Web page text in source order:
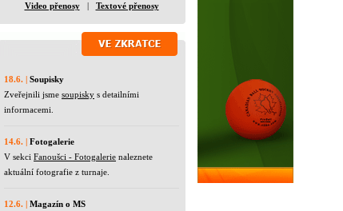
Video přenosy| Textové přenosy
18.6. | Soupisky
Zveřejnili jsme soupisky s detailními
informacemi.
14.6. | Fotogalerie
V sekci Fanoušci - Fotogalerie naleznete
aktuální fotografie z turnaje.
12.6. | Magazín o MS